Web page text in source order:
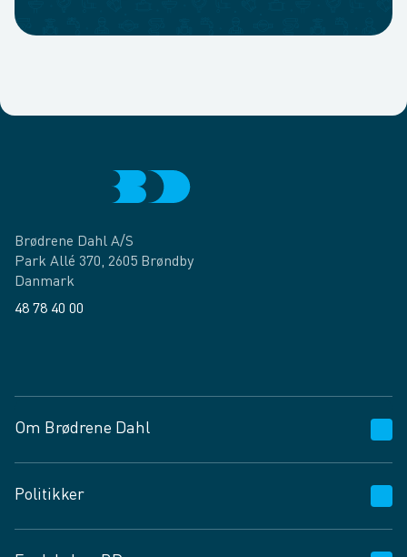
Brødrene Dahl A/S
Park Allé 370, 2605 Brøndby
Danmark
48 78 40 00
Om Brødrene Dahl
Vagttelefon 30 10 89 89
Spørgsmål og svar
Politikker